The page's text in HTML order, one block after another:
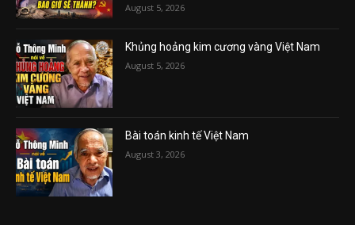
August 5, 2026
Khủng hoảng kim cương vàng Việt Nam
August 5, 2026
Bài toán kinh tế Việt Nam
August 3, 2026